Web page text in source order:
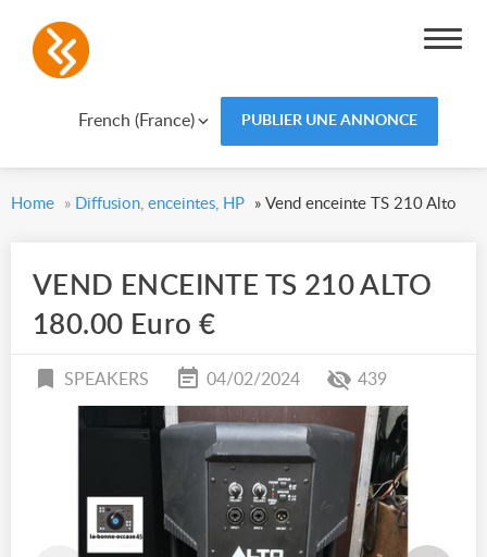
French (France) PUBLIER UNE ANNONCE
Home » Diffusion, enceintes, HP » Vend enceinte TS 210 Alto
VEND ENCEINTE TS 210 ALTO
180.00 Euro €
SPEAKERS 04/02/2024 439